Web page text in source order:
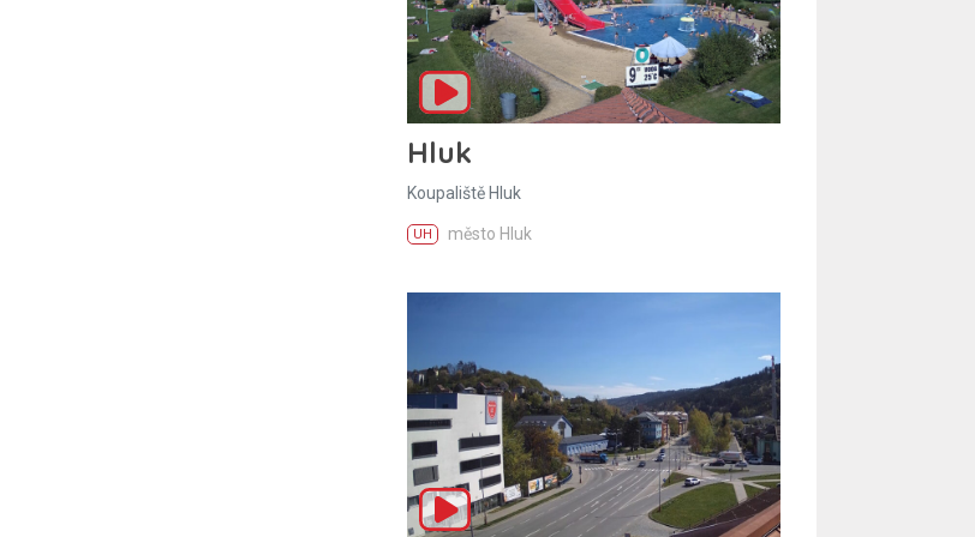
Hluk
Koupaliště Hluk
UH město Hluk